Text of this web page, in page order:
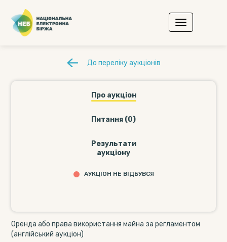
До переліку аукціонів
Про аукціон
Питання (0)
Результати
аукціону
АУКЦІОН НЕ ВІДБУВСЯ
Оренда або права використання майна за регламентом
(англійський аукціон)